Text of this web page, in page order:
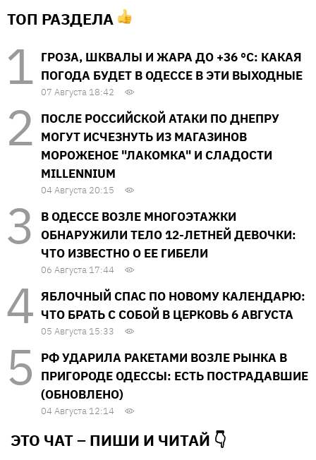
ТОП РАЗДЕЛА
ГРОЗА, ШКВАЛЫ И ЖАРА ДО +36 °С: КАКАЯ
ПОГОДА БУДЕТ В ОДЕССЕ В ЭТИ ВЫХОДНЫЕ
07 Августа 18:42
ПОСЛЕ РОССИЙСКОЙ АТАКИ ПО ДНЕПРУ
МОГУТ ИСЧЕЗНУТЬ ИЗ МАГАЗИНОВ
МОРОЖЕНОЕ "ЛАКОМКА" И СЛАДОСТИ
MILLENNIUM
04 Августа 20:15
В ОДЕССЕ ВОЗЛЕ МНОГОЭТАЖКИ
ОБНАРУЖИЛИ ТЕЛО 12-ЛЕТНЕЙ ДЕВОЧКИ:
ЧТО ИЗВЕСТНО О ЕЕ ГИБЕЛИ
06 Августа 17:44
ЯБЛОЧНЫЙ СПАС ПО НОВОМУ КАЛЕНДАРЮ:
ЧТО БРАТЬ С СОБОЙ В ЦЕРКОВЬ 6 АВГУСТА
05 Августа 15:33
РФ УДАРИЛА РАКЕТАМИ ВОЗЛЕ РЫНКА В
ПРИГОРОДЕ ОДЕССЫ: ЕСТЬ ПОСТРАДАВШИЕ
(ОБНОВЛЕНО)
04 Августа 12:14
ЭТО ЧАТ – ПИШИ И ЧИТАЙ 👇